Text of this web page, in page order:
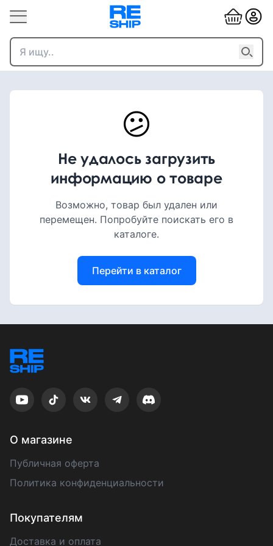
😕
Не удалось загрузить
информацию о товаре
Возможно, товар был удален или
перемещен. Попробуйте поискать его в
каталоге.
Перейти в каталог
О магазине
Публичная оферта
Политика конфиденциальности
Покупателям
Доставка и оплата